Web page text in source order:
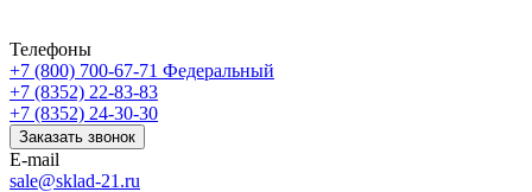
Телефоны
+7 (800) 700-67-71 Федеральный
+7 (8352) 22-83-83
+7 (8352) 24-30-30
Заказать звонок
E-mail
sale@sklad-21.ru